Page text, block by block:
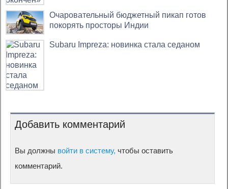
Очаровательный бюджетный пикап готов
покорять просторы Индии
Subaru Impreza: новинка стала седаном
Добавить комментарий
Вы должны войти в систему, чтобы оставить
комментарий.